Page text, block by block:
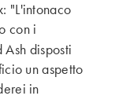
"L'intonaco
con i
disposti
un aspetto
in